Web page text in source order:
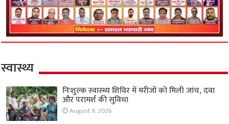
स्वास्थ्य
निःशुल्क स्वास्थ्य शिविर में मरीजों को मिली जांच, दवा
और परामर्श की सुविधा
August 9, 2026